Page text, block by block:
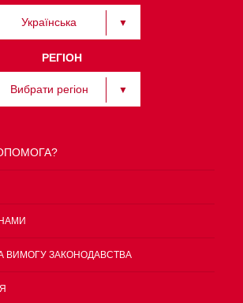
Українська
РЕГІОН
Вибрати регіон
ВИМОГУ ЗАКОНОДАВСТВА